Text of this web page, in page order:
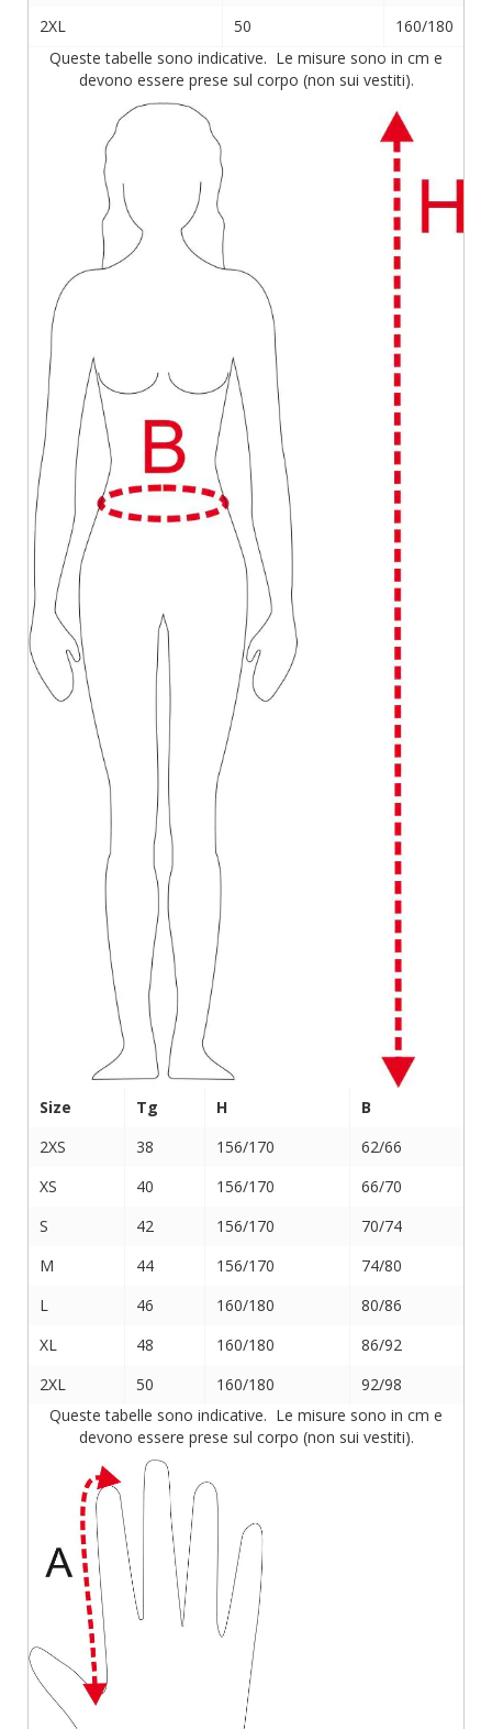
2XL 50
160/180
Queste tabelle sono indicative. Le misure sono in cm e
devono essere prese sul corpo (non sui vestiti).
Size Tg H
B
2XS
38 156/170
62/66
XS
40 156/170
66/70
S
42 156/170
70/74
M
44 156/170
74/80
L
46 160/180
80/86
XL
48 160/180
86/92
2XL
50 160/180
92/98
Queste tabelle sono indicative. Le misure sono in cm e
devono essere prese sul corpo (non sui vestiti).